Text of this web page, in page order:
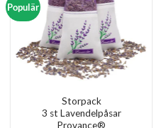
Populär
Storpack
3 st Lavendelpåsar
Provance®